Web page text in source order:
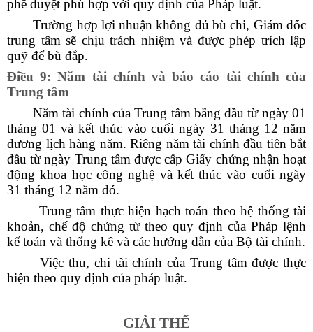
phê duyệt phù hợp với quy định của Pháp luật.
Trường hợp lợi nhuận không đủ bù chi, Giám đốc
trung tâm sẽ chịu trách nhiệm và được phép trích lập
quỹ để bù đắp.
Điều 9: Năm tài chính và báo cáo tài chính của
Trung tâm
Năm tài chính của Trung tâm bắng đầu từ ngày 01
tháng 01 và kết thúc vào cuối ngày 31 tháng 12 năm
dương lịch hàng năm. Riêng năm tài chính đầu tiên bắt
đầu từ ngày Trung tâm được cấp Giấy chứng nhận hoạt
động khoa học công nghệ và kết thúc vào cuối ngày
31 tháng 12 năm đó.
Trung tâm thực hiện hạch toán theo hệ thống tài
khoản, chế độ chứng từ theo quy định của Pháp lệnh
kế toán và thống kê và các hướng dẫn của Bộ tài chính.
Việc thu, chi tài chính của Trung tâm được thực
hiện theo quy định của pháp luật.
GIẢI THỂ